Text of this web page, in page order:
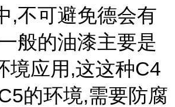
,不可避免德会有
般的油漆主要是
境应用,这这种C4
的环境,需要防腐